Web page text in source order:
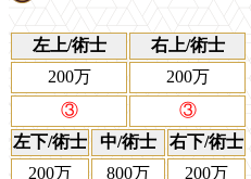
左上/術士
右上/術士
200万
200万
③
③
左下/術士
中/術士
右下/術士
200万
800万
200万